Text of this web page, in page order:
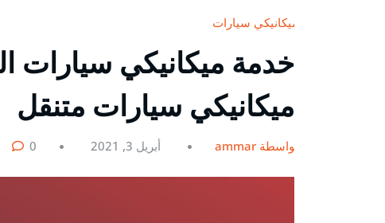
ميكانيكي سيارات
ميكانيكي سيارات متنقل
بواسطة ammar أبريل 3, 2021 0